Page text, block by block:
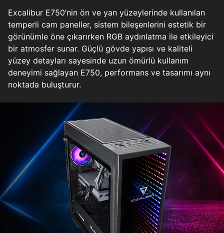
Excalibur E750’nin ön ve yan yüzeylerinde kullanılan
temperli cam paneller, sistem bileşenlerini estetik bir
görünümle öne çıkarırken RGB aydınlatma ile etkileyici
bir atmosfer sunar. Güçlü gövde yapısı ve kaliteli
yüzey detayları sayesinde uzun ömürlü kullanım
deneyimi sağlayan E750, performans ve tasarımı aynı
noktada buluşturur.